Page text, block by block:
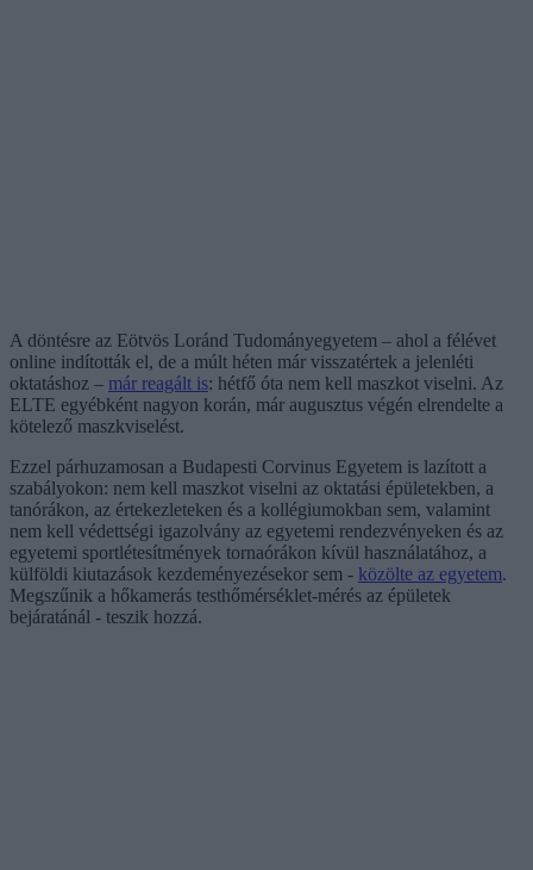
A döntésre az Eötvös Loránd Tudományegyetem – ahol a félévet
online indították el, de a múlt héten már visszatértek a jelenléti
oktatáshoz – már reagált is: hétfő óta nem kell maszkot viselni. Az
ELTE egyébként nagyon korán, már augusztus végén elrendelte a
kötelező maszkviselést.
Ezzel párhuzamosan a Budapesti Corvinus Egyetem is lazított a
szabályokon: nem kell maszkot viselni az oktatási épületekben, a
tanórákon, az értekezleteken és a kollégiumokban sem, valamint
nem kell védettségi igazolvány az egyetemi rendezvényeken és az
egyetemi sportlétesítmények tornaórákon kívül használatához, a
külföldi kiutazások kezdeményezésekor sem - közölte az egyetem.
Megszűnik a hőkamerás testhőmérséklet-mérés az épületek
bejáratánál - teszik hozzá.